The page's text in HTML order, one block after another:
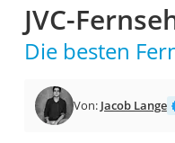
JVC-
Die besten
Von: Jacob Lange